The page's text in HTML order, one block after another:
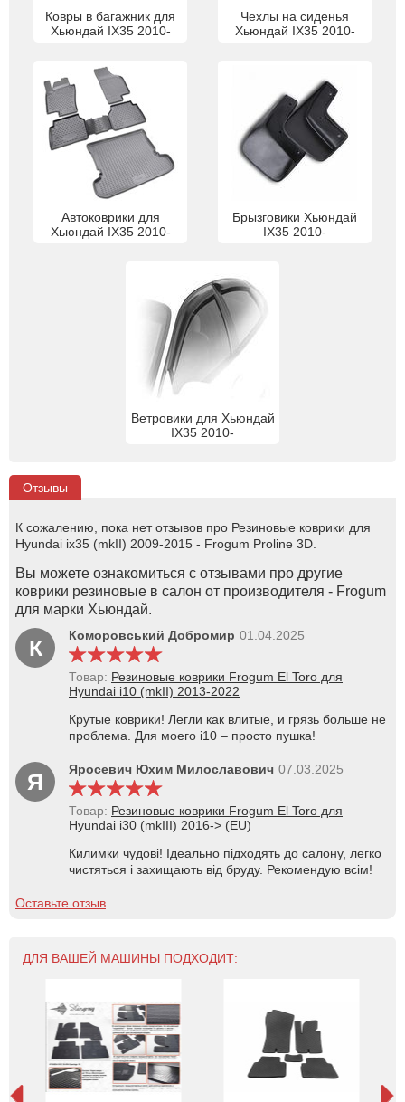
Ковры в багажник для
Хьюндай IX35 2010-
Чехлы на сиденья
Хьюндай IX35 2010-
Автоковрики для
Хьюндай IX35 2010-
Брызговики Хьюндай
IX35 2010-
Ветровики для Хьюндай
IX35 2010-
Отзывы
К сожалению, пока нет отзывов про Резиновые коврики для
Hyundai ix35 (mkII) 2009-2015 - Frogum Proline 3D.
Вы можете ознакомиться с отзывами про другие
коврики резиновые в салон от производителя - Frogum
для марки Хьюндай.
К Коморовський Добромир 01.04.2025
Товар: Резиновые коврики Frogum El Toro для
Hyundai i10 (mkII) 2013-2022
Крутые коврики! Легли как влитые, и грязь больше не
проблема. Для моего i10 – просто пушка!
Я Яросевич Юхим Милославович 07.03.2025
Товар: Резиновые коврики Frogum El Toro для
Hyundai i30 (mkIII) 2016-> (EU)
Килимки чудові! Ідеально підходять до салону, легко
чистяться і захищають від бруду. Рекомендую всім!
Оставьте отзыв
ДЛЯ ВАШЕЙ МАШИНЫ ПОДХОДИТ: